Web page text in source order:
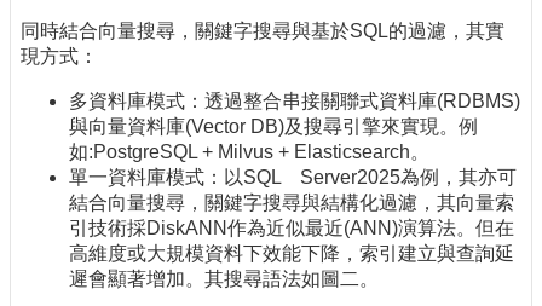
同時結合向量搜尋，關鍵字搜尋與基於SQL的過濾，其實
現方式：
多資料庫模式：透過整合串接關聯式資料庫(RDBMS)
與向量資料庫(Vector DB)及搜尋引擎來實現。例
如:PostgreSQL + Milvus + Elasticsearch。
單一資料庫模式：以SQL Server2025為例，其亦可
結合向量搜尋，關鍵字搜尋與結構化過濾，其向量索
引技術採DiskANN作為近似最近(ANN)演算法。但在
高維度或大規模資料下效能下降，索引建立與查詢延
遲會顯著增加。其搜尋語法如圖二。